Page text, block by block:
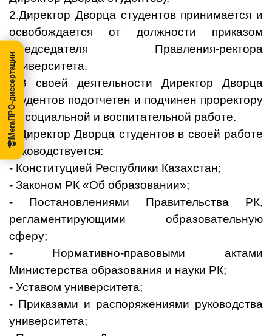
2.Директор Дворца студентов принимается и
освобождается от должности приказом
Председателя Правления-ректора
университета.
3.В своей деятельности Директор Дворца
студентов подотчетен и подчинен проректору
по социальной и воспитательной работе.
4.Директор Дворца студентов в своей работе
руководствуется:
- Конституцией Республики Казахстан;
- Законом РК «Об образовании»;
- Постановлениями Правительства РК,
регламентирующими образовательную
сферу;
- Нормативно-правовыми актами
Министерства образования и науки РК;
- Уставом университета;
- Приказами и распоряжениями руководства
университета;
МегаПРО-диссертации